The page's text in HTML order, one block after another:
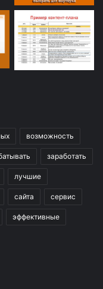
возможность
заработать
лучшие
сайта сервис
эффективные